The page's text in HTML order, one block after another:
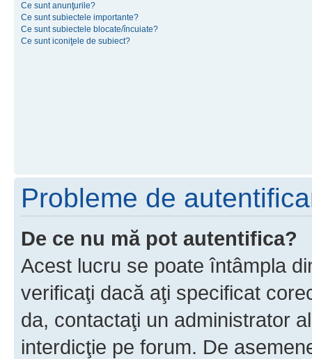
Ce sunt anunţurile?
Ce sunt subiectele importante?
Ce sunt subiectele blocate/încuiate?
Ce sunt iconiţele de subiect?
Probleme de
De ce nu mă pot autentifica?
Acest lucru se poate întâmpla
verificaţi dacă aţi specificat
da, contactaţi un administrator
interdicţie pe forum. De